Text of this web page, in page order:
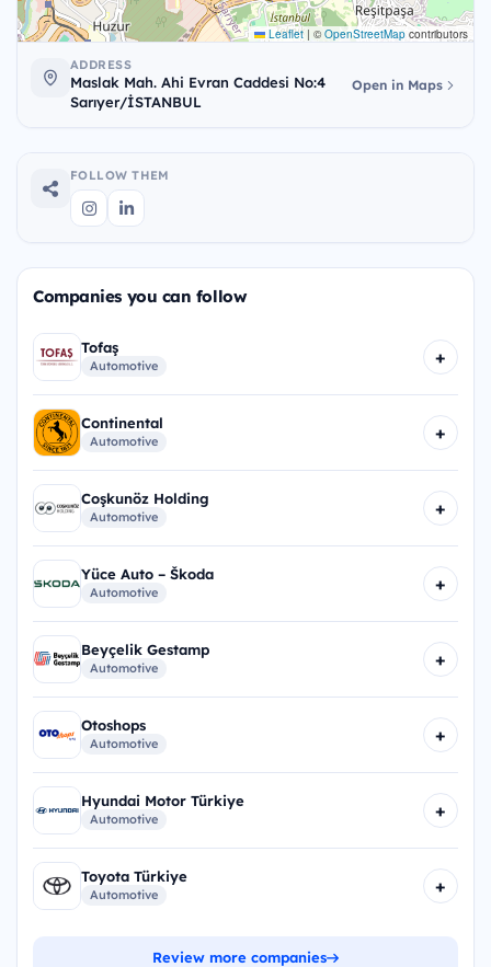
Leaflet | © OpenStreetMap contributors
ADDRESS
Maslak Mah. Ahi Evran Caddesi No:4
Sarıyer/İSTANBUL
Open in Maps
FOLLOW THEM
Companies you can follow
Tofaş
Automotive +
Continental
Automotive +
Coşkunöz Holding
Automotive +
Yüce Auto – Škoda
Automotive +
Beyçelik Gestamp
Automotive +
Otoshops
Automotive +
Hyundai Motor Türkiye
Automotive +
Toyota Türkiye
Automotive +
Review more companies